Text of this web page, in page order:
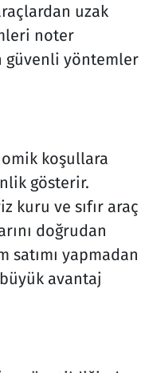
uzak
noter
güvenli yöntemler
koşullara
gösterir.
kuru ve sıfır araç
doğrudan
satımı yapmadan
avantaj